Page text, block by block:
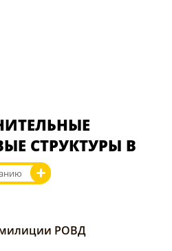
СТРУКТУРЫ В
милиции РОВД